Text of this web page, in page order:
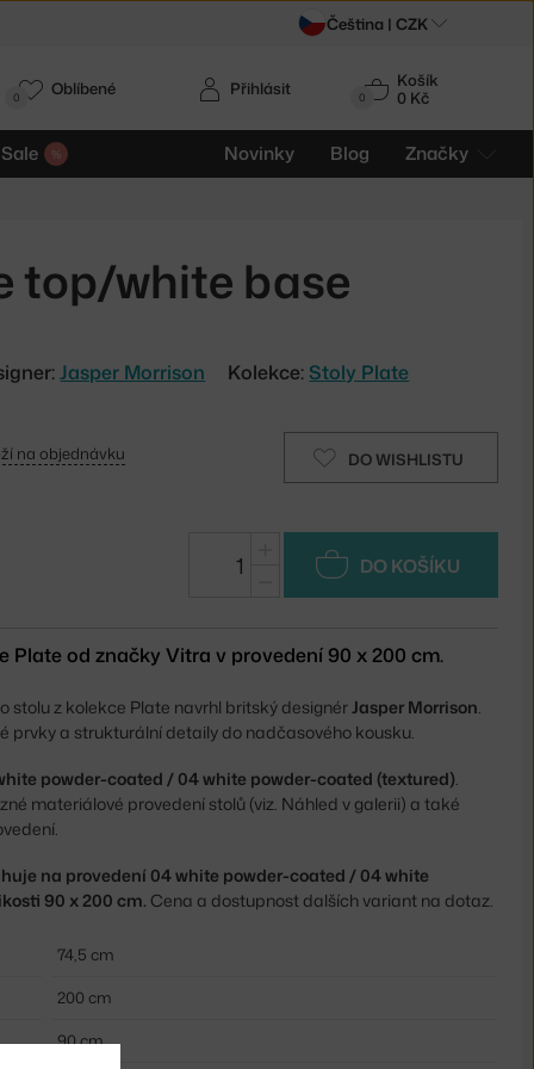
0
Košík
0 Kč
Novinky Blog Značky
Přihlásit
0 Oblíbené
top/white base
Jasper Morrison Kolekce: Stoly Plate
DO WISHLISTU
na objednávku
DO KOŠÍKU
Plate od značky Vitra v provedení 90 x 200 cm.
stolu z kolekce Plate navrhl britský designér Jasper Morrison
prvky a strukturální detaily do nadčasového kousku.
powder-coated / 04 white powder-coated (textured).
materiálové provedení stolů (viz. Náhled v galerii) a také
na provedení 04 white powder-coated / 04 white
90 x 200 cm. Cena a dostupnost dalších variant na dotaz.
74,5 cm
200 cm
90 cm
Čeština | CZK